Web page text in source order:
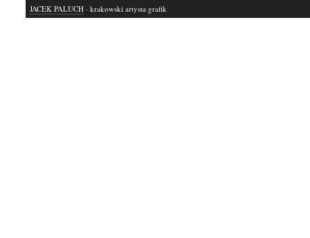
JACEK PALUCH · krakowski artysta grafik